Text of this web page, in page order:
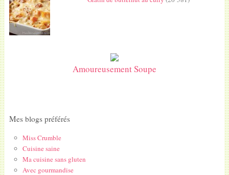
Amoureusement Soupe
Mes blogs préférés
Miss Crumble
Cuisine saine
Ma cuisine sans gluten
Avec gourmandise